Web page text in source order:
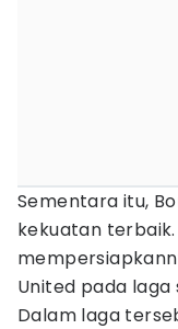
Sementara itu,
kekuatan
United pada laga
Dalam laga